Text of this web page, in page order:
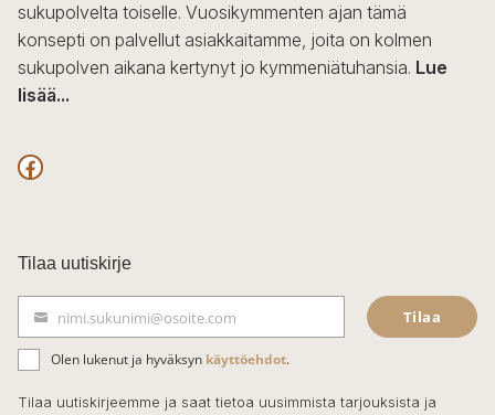
sukupolvelta toiselle. Vuosikymmenten ajan tämä
konsepti on palvellut asiakkaitamme, joita on kolmen
sukupolven aikana kertynyt jo kymmeniätuhansia. Lue
lisää...
F
c
e
b
o
o
Tilaa uutiskirje
ä
h
k
nimi.sukunimi@osoite.com Tilaa
Olen lukenut ja hyväksyn käyttöehdot.
Tilaa uutiskirjeemme ja saat tietoa uusimmista tarjouksista ja